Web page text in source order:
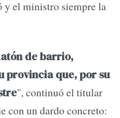
y el ministro siempre la
de barrio,
provincia que, por su
", continuó el titular
con un dardo concreto: